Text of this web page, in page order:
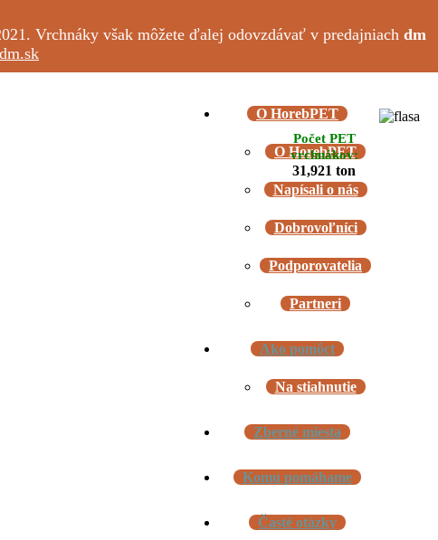
Vrchnáky však môžete ďalej odovzdávať v predajniach dm
Počet PET
vrchnákov:
31,921 ton
O HorebPET
O HorebPET
Napísali o nás
Dobrovoľníci
Podporovatelia
Partneri
Ako pomôct
Na stiahnutie
Zberné miesta
Komu pomáhame
Časté otázky